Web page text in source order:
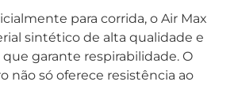
para corrida, o Air Max
sintético de alta qualidade e
garante respirabilidade. O
não só oferece resistência ao